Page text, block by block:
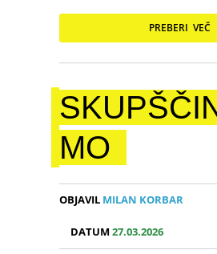
PREBERI VEČ
MO
OBJAVIL MILAN KORBAR
DATUM27.03.2026